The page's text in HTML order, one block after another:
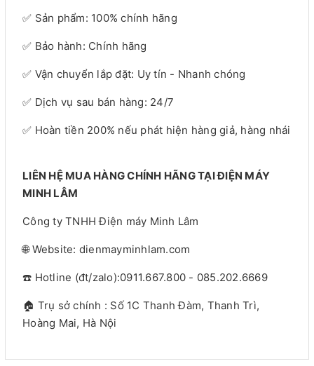
✅ Sản phẩm: 100% chính hãng
✅ Bảo hành: Chính hãng
✅ Vận chuyển lắp đặt: Uy tín - Nhanh chóng
✅ Dịch vụ sau bán hàng: 24/7
✅ Hoàn tiền 200% nếu phát hiện hàng giả, hàng nhái
LIÊN HỆ MUA HÀNG CHÍNH HÃNG TẠI ĐIỆN MÁY
MINH LÂM
Công ty TNHH Điện máy Minh Lâm
🌐 Website: dienmayminhlam.com
☎️ Hotline (đt/zalo):0911.667.800 - 085.202.6669
🏠 Trụ sở chính : Số 1C Thanh Đàm, Thanh Trì,
Hoàng Mai, Hà Nội